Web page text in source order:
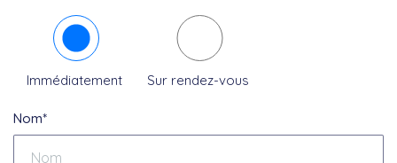
Immédiatement Sur rendez-vous
Nom*